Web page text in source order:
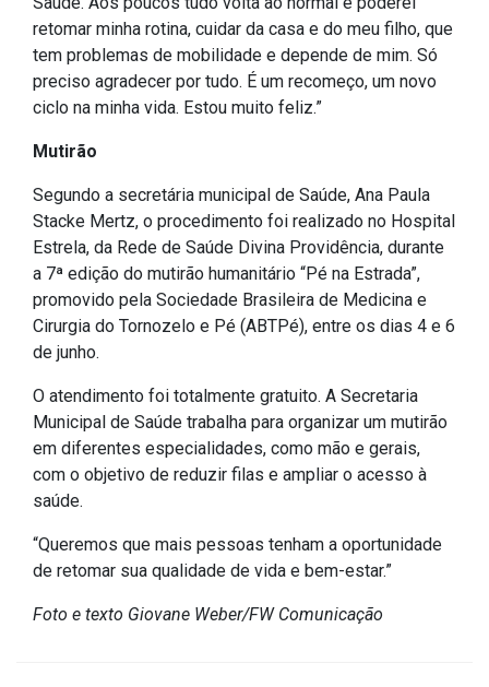
Publicações
Diário Oficial (Novo)
Diário Oficial (Até 30/04)
Seletivo Simplificado
Concursos
Instruções Normativas
Licitações
Dispensas e Inexigibilidades
Leis, Decretos e Portarias
Portal da Transparência
Radar da Transparência
retomar minha rotina, cuidar da casa e do meu filho, que
tem problemas de mobilidade e depende de mim. Só
preciso agradecer por tudo. É um recomeço, um novo
ciclo na minha vida. Estou muito feliz.”
Mutirão
Segundo a secretária municipal de Saúde, Ana Paula
Stacke Mertz, o procedimento foi realizado no Hospital
Estrela, da Rede de Saúde Divina Providência, durante
a 7ª edição do mutirão humanitário “Pé na Estrada”,
promovido pela Sociedade Brasileira de Medicina e
Cirurgia do Tornozelo e Pé (ABTPé), entre os dias 4 e 6
de junho.
O atendimento foi totalmente gratuito. A Secretaria
Municipal de Saúde trabalha para organizar um mutirão
em diferentes especialidades, como mão e gerais,
com o objetivo de reduzir filas e ampliar o acesso à
saúde.
“Queremos que mais pessoas tenham a oportunidade
de retomar sua qualidade de vida e bem-estar.”
Foto e texto Giovane Weber/FW Comunicação